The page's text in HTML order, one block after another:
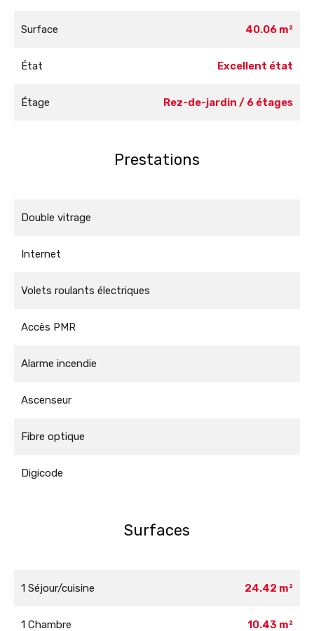
Surface 40.06 m²
État Excellent état
Étage Rez-de-jardin / 6 étages
Prestations
Double vitrage
Internet
Volets roulants électriques
Accès PMR
Alarme incendie
Ascenseur
Fibre optique
Digicode
Surfaces
1 Séjour/cuisine 24.42 m²
1 Chambre 10.43 m²